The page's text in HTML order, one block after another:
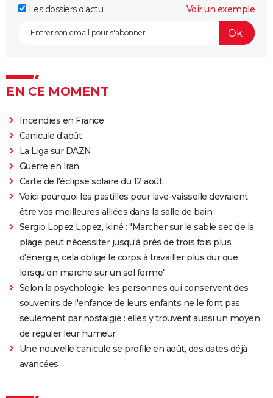
Les dossiers d'actu
Voir un exemple
EN CE MOMENT
Incendies en France
Canicule d'août
La Liga sur DAZN
Guerre en Iran
Carte de l'éclipse solaire du 12 août
Voici pourquoi les pastilles pour lave-vaisselle devraient
être vos meilleures alliées dans la salle de bain
Sergio Lopez Lopez, kiné : "Marcher sur le sable sec de la
plage peut nécessiter jusqu'à près de trois fois plus
d'énergie, cela oblige le corps à travailler plus dur que
lorsqu'on marche sur un sol ferme"
Selon la psychologie, les personnes qui conservent des
souvenirs de l'enfance de leurs enfants ne le font pas
seulement par nostalgie : elles y trouvent aussi un moyen
de réguler leur humeur
Une nouvelle canicule se profile en août, des dates déjà
avancées